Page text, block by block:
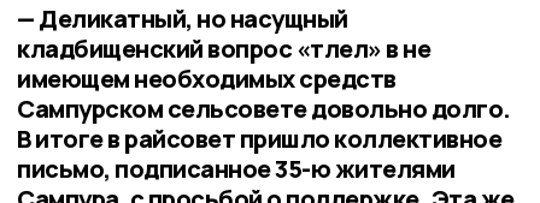
— Деликатный, но насущный
кладбищенский вопрос «тлел» в не
имеющем необходимых средств
Сампурском сельсовете довольно долго.
В итоге в райсовет пришло коллективное
письмо, подписанное 35-ю жителями